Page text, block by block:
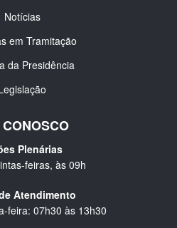
Notícias
em Tramitação
da Presidência
Plenárias
feiras, às 09h
Atendimento
feira: 07h30 às 13h30